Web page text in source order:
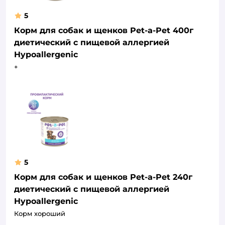
5
Корм для собак и щенков Pet-a-Pet 400г
диетический с пищевой аллергией
Hypoallergenic
+
5
Корм для собак и щенков Pet-a-Pet 240г
диетический с пищевой аллергией
Hypoallergenic
Корм хороший